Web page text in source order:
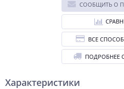
Характеристики
СООБЩИТЬ О
ВСЕ
ПОДРОБНЕЕ